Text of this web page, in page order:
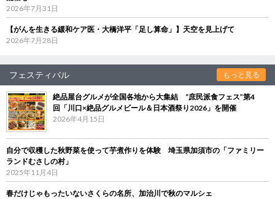
2026年7月31日
【がんを生きる緩和ケア医・大橋洋平「足し算命」】天空を見上げて
2026年7月28日
フェスティバル もっと見る
絶品屋台グルメが全国各地から大集結 “庶民派食フェス”第4
回「川口×絶品グルメビール＆日本酒祭り2026」を開催
2026年4月15日
自分で収穫した秋野菜を使って芋煮作りを体験 埼玉県加須市の「ファミリー
ランドむさしの村」
2025年11月4日
春だけじゃもったいないさくらの名所、加治川で秋のマルシェ